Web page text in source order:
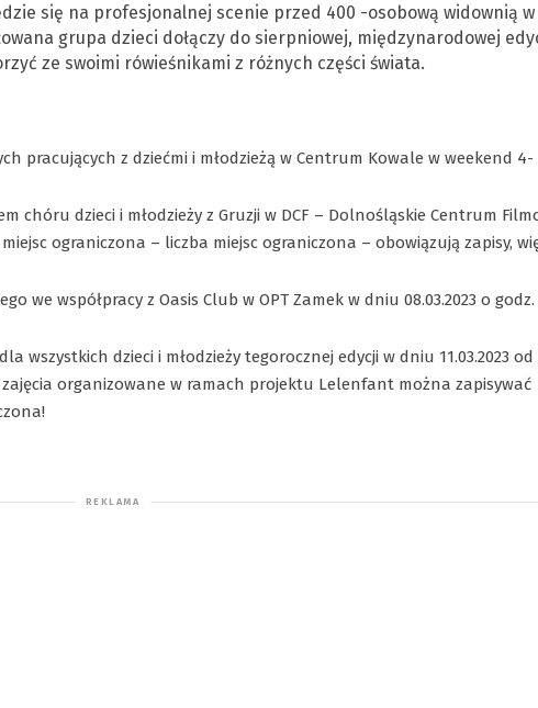
się na profesjonalnej scenie przed 400 -osobową widownią w
grupa dzieci dołączy do sierpniowej, międzynarodowej
ze swoimi rówieśnikami z różnych części świata.
pracujących z dziećmi i młodzieżą w Centrum Kowale w weekend 4-
chóru dzieci i młodzieży z Gruzji w DCF – Dolnośląskie Centrum
ograniczona – liczba miejsc ograniczona – obowiązują zapisy,
we współpracy z Oasis Club w OPT Zamek w dniu 08.03.2023 o godz.
wszystkich dzieci i młodzieży tegorocznej edycji w dniu 11.03.2023 od
zajęcia organizowane w ramach projektu Lelenfant można zapisywać